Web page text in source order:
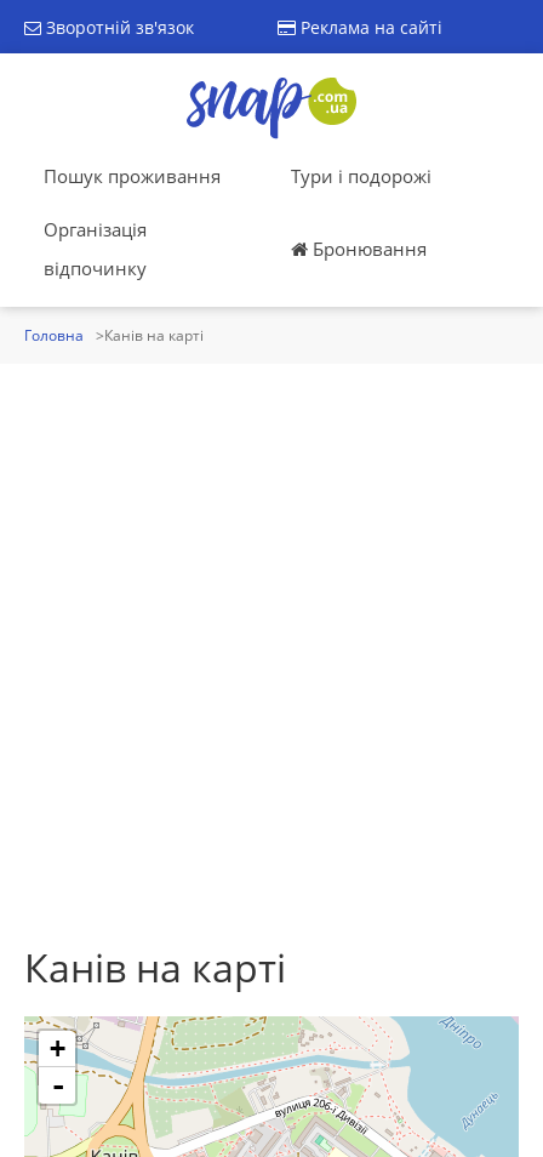
Зворотній зв'язок Реклама на сайті
Пошук проживання Тури і подорожі
Організація
відпочинку
Бронювання
Головна Канів на карті
Канів на карті
+
-